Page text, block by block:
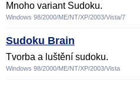
Mnoho variant Sudoku.
Windows 98/2000/ME/NT/XP/2003/Vista/7
Sudoku Brain
Tvorba a luštění sudoku.
Windows 98/2000/ME/NT/XP/2003/Vista